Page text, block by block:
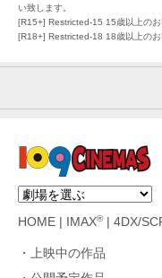
い致します。
[R15+] Restricted-15 15歳以上のお
[R18+] Restricted-18 18歳以上のお
HOME IMAX®| 4DX/
上映中の作品